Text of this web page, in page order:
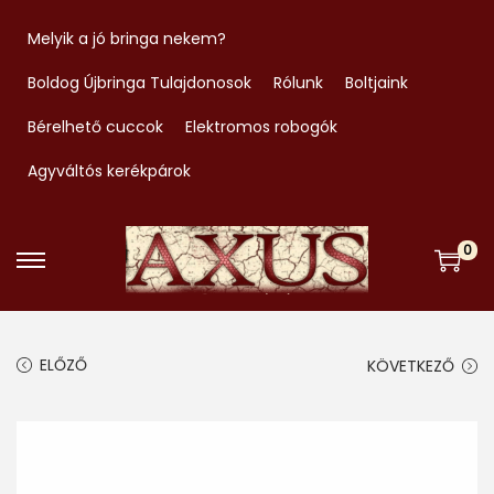
Melyik a jó bringa nekem?
Boldog Újbringa Tulajdonosok
Rólunk
Boltjaink
Bérelhető cuccok
Elektromos robogók
Agyváltós kerékpárok
S
S
0
ELŐZŐ KÖVETKEZŐ